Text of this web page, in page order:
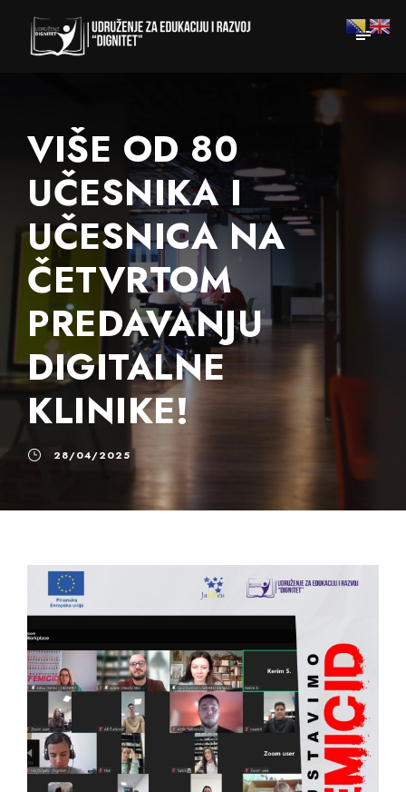
VIŠE OD 80
UČESNIKA I
UČESNICA NA
ČETVRTOM
PREDAVANJU
DIGITALNE
KLINIKE!
28/04/2025